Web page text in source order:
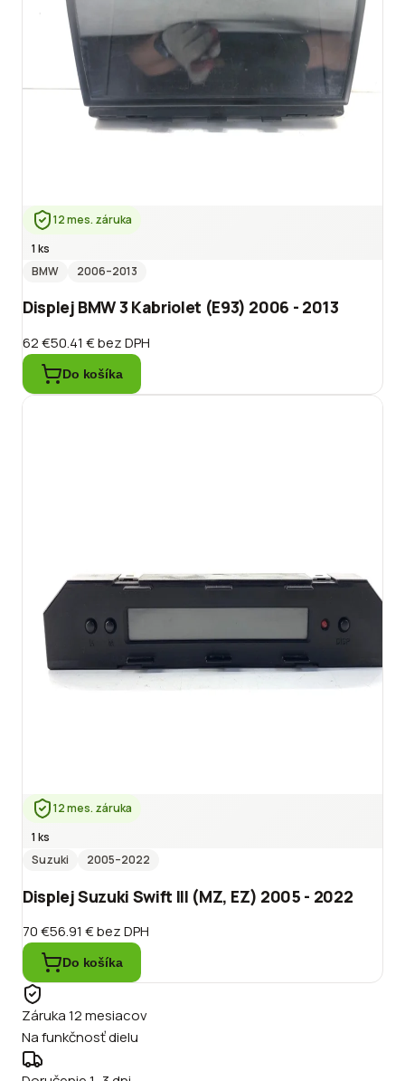
12 mes. záruka
1 ks
BMW
2006–2013
Displej BMW 3 Kabriolet (E93) 2006 - 2013
62 €50.41 €bez DPH
Do košíka
12 mes. záruka
1 ks
Suzuki
2005–2022
Displej Suzuki Swift III (MZ, EZ) 2005 - 2022
70 €56.91 €bez DPH
Do košíka
Záruka 12 mesiacov
Na funkčnosť dielu